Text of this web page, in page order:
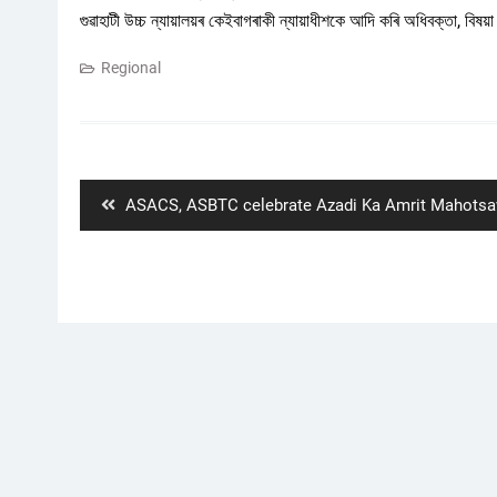
গুৱাহাটী উচ্চ ন্যায়ালয়ৰ কেইবাগৰাকী ন্যায়াধীশকে আদি কৰি অধিবক্তা,
Regional
Previous
post:
ASACS, ASBTC celebrate Azadi Ka Amrit